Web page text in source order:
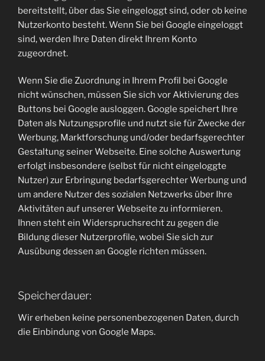
bereitstellt, über das Sie eingeloggt sind, oder ob keine
Nutzerkonto besteht. Wenn Sie bei Google eingeloggt
sind, werden Ihre Daten direkt Ihrem Konto
zugeordnet.
Wenn Sie die Zuordnung in Ihrem Profil bei Google
nicht wünschen, müssen Sie sich vor Aktivierung des
Buttons bei Google ausloggen. Google speichert Ihre
Daten als Nutzungsprofile und nutzt sie für Zwecke der
Werbung, Marktforschung und/oder bedarfsgerechter
Gestaltung seiner Webseite. Eine solche Auswertung
erfolgt insbesondere (selbst für nicht eingeloggte
Nutzer) zur Erbringung bedarfsgerechter Werbung und
um andere Nutzer des sozialen Netzwerks über Ihre
Aktivitäten auf unserer Webseite zu informieren.
Ihnen steht ein Widerspruchsrecht zu gegen die
Bildung dieser Nutzerprofile, wobei Sie sich zur
Ausübung dessen an Google richten müssen.
Speicherdauer:
Wir erheben keine personenbezogenen Daten, durch
die Einbindung von Google Maps.